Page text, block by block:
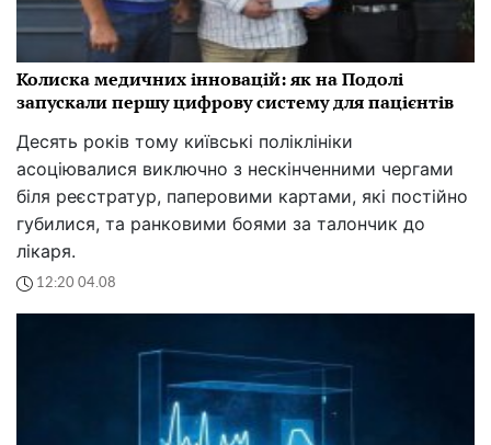
Колиска медичних інновацій: як на Подолі
запускали першу цифрову систему для пацієнтів
Десять років тому київські поліклініки
асоціювалися виключно з нескінченними чергами
біля реєстратур, паперовими картами, які постійно
губилися, та ранковими боями за талончик до
лікаря.
12:20 04.08